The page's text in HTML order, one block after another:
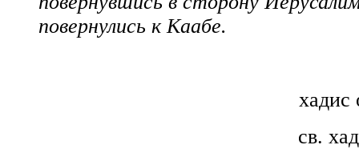
повернулись к Каабе.
хадис
св.